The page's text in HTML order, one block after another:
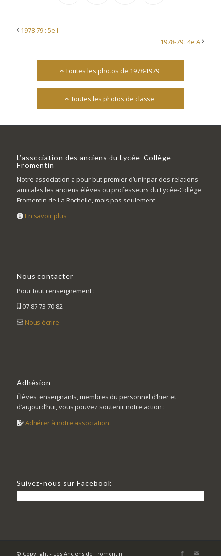
1978-79 : 5e I
1978-79 : 4e A
Toutes les photos de 1978-1979
Toutes les photos de classe
L’association des anciens du Lycée-Collège
Fromentin
Notre association a pour but premier d’unir par des relations
amicales les anciens élèves ou professeurs du Lycée-Collège
Fromentin de La Rochelle, mais pas seulement…
En savoir plus
Nous contacter
Pour tout renseignement :
07 87 73 70 82
Nous écrire
Adhésion
Élèves, enseignants, membres du personnel d’hier et
d’aujourd’hui, vous pouvez soutenir notre action :
Adhérer à notre association
Suivez-nous sur Facebook
© Copyright - Les Anciens de Fromentin